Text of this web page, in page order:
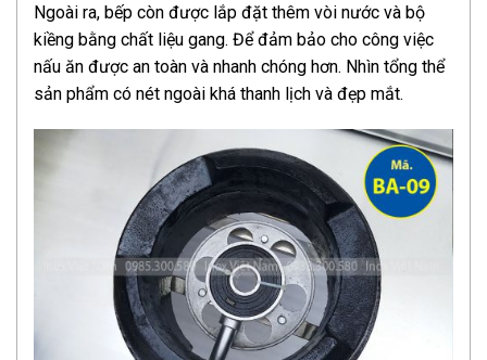
Ngoài ra, bếp còn được lắp đặt thêm vòi nước và bộ
kiềng bằng chất liệu gang. Để đảm bảo cho công việc
nấu ăn được an toàn và nhanh chóng hơn. Nhìn tổng thể
sản phẩm có nét ngoài khá thanh lịch và đẹp mắt.